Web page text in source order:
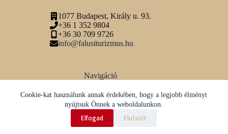
Cookie-kat használunk annak érdekében, hogy a legjobb élményt
nyújtsuk Önnek a weboldalunkon.
Elfogad Elutasít
1077 Budapest, Király u. 93.
+36 1 352 9804
+36 30 709 9726
info@falusiturizmus.hu
Navigáció
Adatvédelmi tájékoztató
Közösségi média